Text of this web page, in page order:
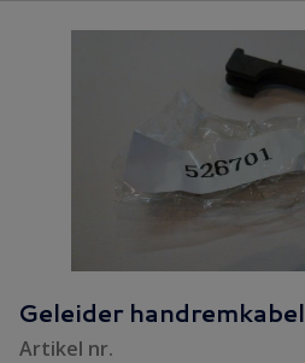
Geleider handremkabel
Artikel nr.